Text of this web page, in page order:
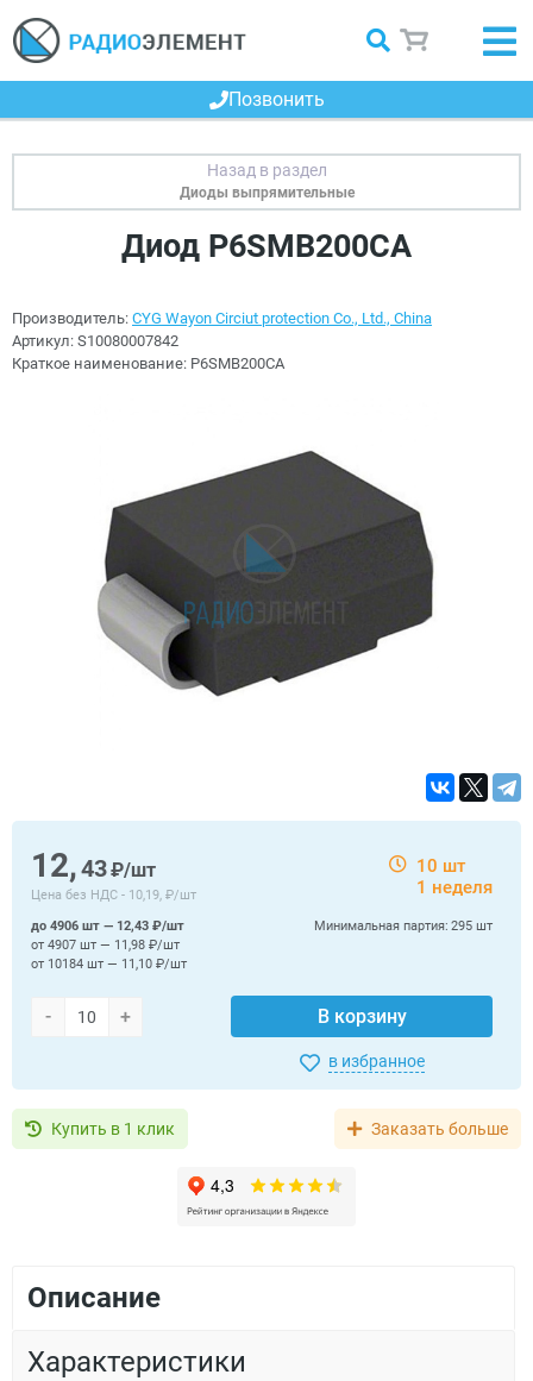
Позвонить
Диоды выпрямительные
Диод P6SMB200CA
Производитель: CYG Wayon Circiut protection Co., Ltd., China
Артикул: S10080007842
Краткое наименование: P6SMB200CA
12,43₽/шт
Цена без НДС - 10,19, ₽/шт
10 шт
1 неделя
- + В корзину
Минимальная партия: 295 шт
до 4906 шт — 12,43 ₽/шт
от 4907 шт — 11,98 ₽/шт
от 10184 шт — 11,10 ₽/шт
в избранное
Купить в 1 клик Заказать больше
Описание
Характеристики